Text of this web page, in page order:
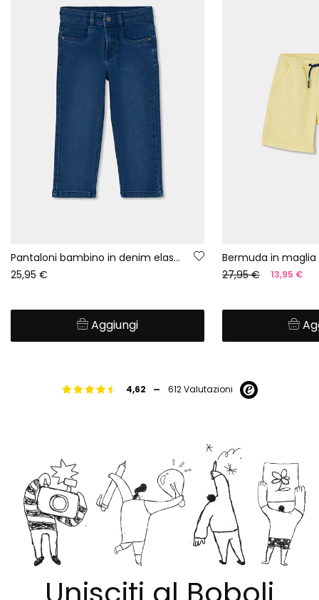
Pantaloni bambino in denim elasticizzato blu
25,95 €
Aggiungi
Bermuda in maglia
27,95 €
13,95 €
4,62 - 612 Valutazioni